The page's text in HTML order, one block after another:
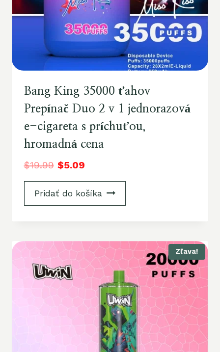
Bang King 35000 ťahov
Prepínač Duo 2 v 1 jednorazová
e-cigareta s príchuťou,
hromadná cena
$19.99 $5.09
Pridať do košíka
Zľava!